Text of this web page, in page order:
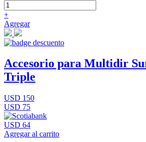
+
Agregar
Accesorio para Multidir
Triple
USD 150
USD 75
USD 64
Agregar al carrito